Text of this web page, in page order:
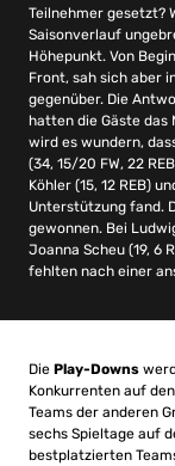
Teilnehmer gesetzt?
Saisonverlauf
Höhepunkt. Von
Front, sah sich aber
gegenüber. Die
hatten die Gäste das
wird es wundern,
(34, 15/20 FW, 22
Köhler (15, 12 REB)
Unterstützung fand.
gewonnen. Bei
Joanna Scheu (19, 6
fehlten nach einer
Die Play-Downs
Konkurrenten auf
Teams der anderen
sechs Spieltage auf
bestplatzierten